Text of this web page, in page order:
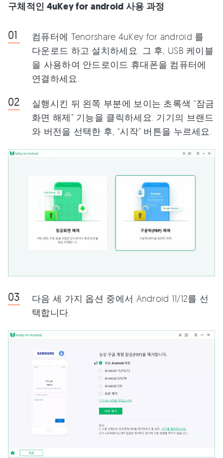
구체적인 4uKey for android 사용 과정
컴퓨터에 Tenorshare 4uKey for android 를
다운로드 하고 설치하세요. 그 후, USB 케이블
을 사용하여 안드로이드 휴대폰을 컴퓨터에
연결하세요.
실행시킨 뒤 왼쪽 부분에 보이는 초록색 “잠금
화면 해제” 기능을 클릭하세요. 기기의 브랜드
와 버전을 선택한 후, “시작” 버튼을 누르세요.
다음 세 가지 옵션 중에서 Android 11/12를 선
택합니다.